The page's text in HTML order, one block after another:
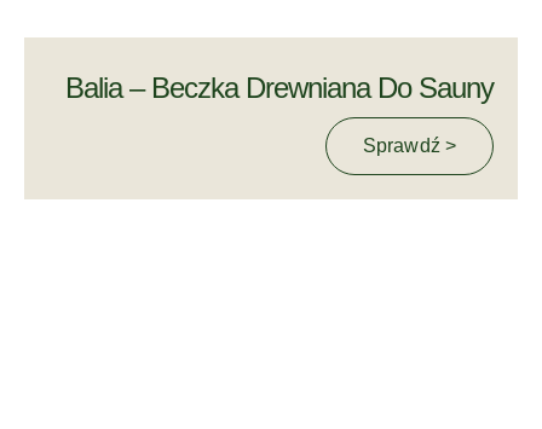
Balia – Beczka Drewniana Do Sauny
Sprawdź >